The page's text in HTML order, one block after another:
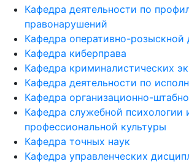
Кафедра деятельности по
правонарушений
Кафедра оперативно-розыскной
Кафедра киберправа
Кафедра криминалистических
Кафедра деятельности по
Кафедра организационно-
Кафедра служебной психологии
профессиональной культуры
Кафедра точных наук
Кафедра управленческих